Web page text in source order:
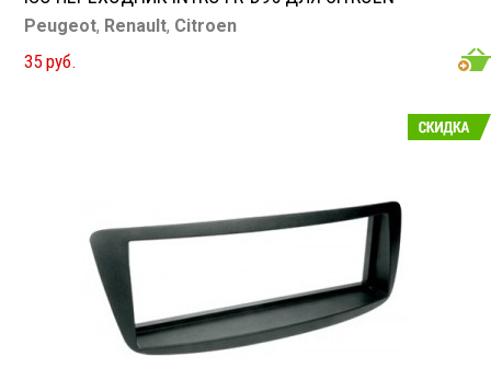
Peugeot, Renault, Citroen
35 руб.